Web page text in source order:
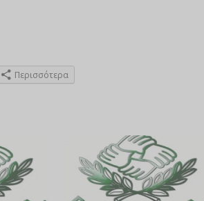
Περισσότερα